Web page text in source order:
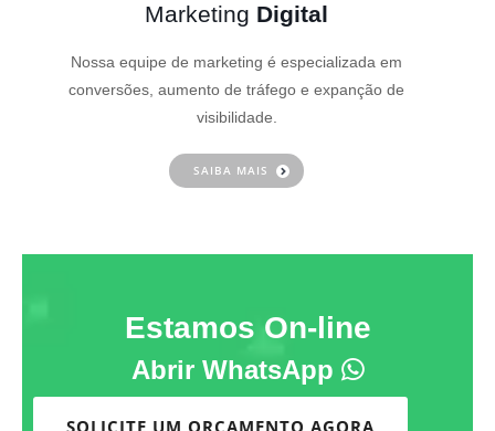
Marketing Digital
Nossa equipe de marketing é especializada em
conversões, aumento de tráfego e expanção de
visibilidade.
SAIBA MAIS
Estamos On-line
Abrir WhatsApp
SOLICITE UM ORÇAMENTO AGORA